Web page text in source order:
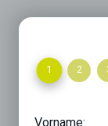
1 2
Vorname: